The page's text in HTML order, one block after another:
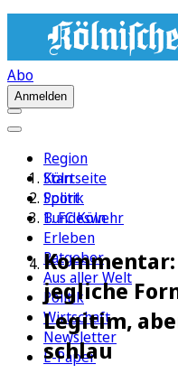
Abo
Anmelden
Region
Köln
Sport
1. FC Köln
Erleben
Ratgeber
Aus aller Welt
Politik
Wirtschaft
Newsletter
E-Paper
Startseite
Politik
Bundeswehr
jegliche
Legitim,
schlau